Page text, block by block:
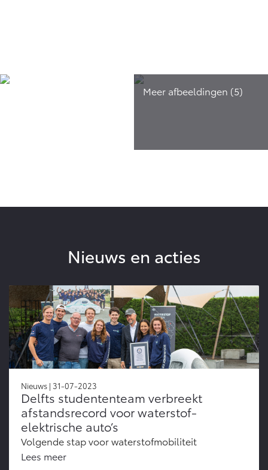
Nieuws en acties
Nieuws | 31-07-2023
Delfts studententeam verbreekt
afstandsrecord voor waterstof-
elektrische auto’s
Volgende stap voor waterstofmobiliteit
Lees meer